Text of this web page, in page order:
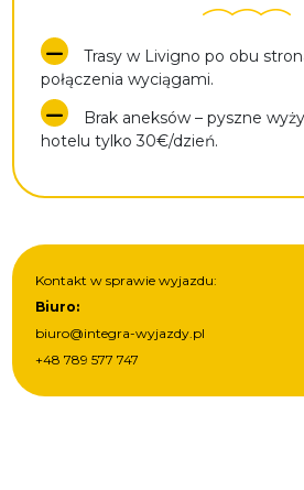
Trasy w Livigno po obu
połączenia wyciągami.
Brak aneksów – pyszne
hotelu tylko 30€/dzień.
Kontakt w sprawie wyjazdu:
Biuro:
biuro@integra-wyjazdy.pl
+48 789 577 747